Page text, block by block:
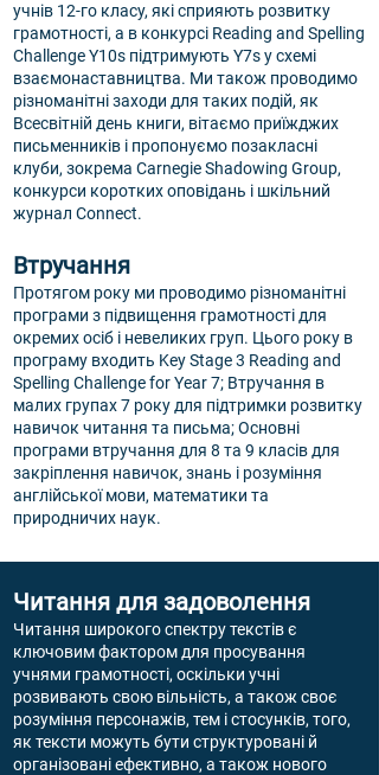
учнів 12-го класу, які сприяють розвитку
грамотності, а в конкурсі Reading and Spelling
Challenge Y10s підтримують Y7s у схемі
взаємонаставництва. Ми також проводимо
різноманітні заходи для таких подій, як
Всесвітній день книги, вітаємо приїжджих
письменників і пропонуємо позакласні
клуби, зокрема Carnegie Shadowing Group,
конкурси коротких оповідань і шкільний
журнал Connect.
Втручання
Протягом року ми проводимо різноманітні
програми з підвищення грамотності для
окремих осіб і невеликих груп. Цього року в
програму входить Key Stage 3 Reading and
Spelling Challenge for Year 7; Втручання в
малих групах 7 року для підтримки розвитку
навичок читання та письма; Основні
програми втручання для 8 та 9 класів для
закріплення навичок, знань і розуміння
англійської мови, математики та
природничих наук.
Читання для задоволення
Читання широкого спектру текстів є
ключовим фактором для просування
учнями грамотності, оскільки учні
розвивають свою вільність, а також своє
розуміння персонажів, тем і стосунків, того,
як тексти можуть бути структуровані й
організовані ефективно, а також нового